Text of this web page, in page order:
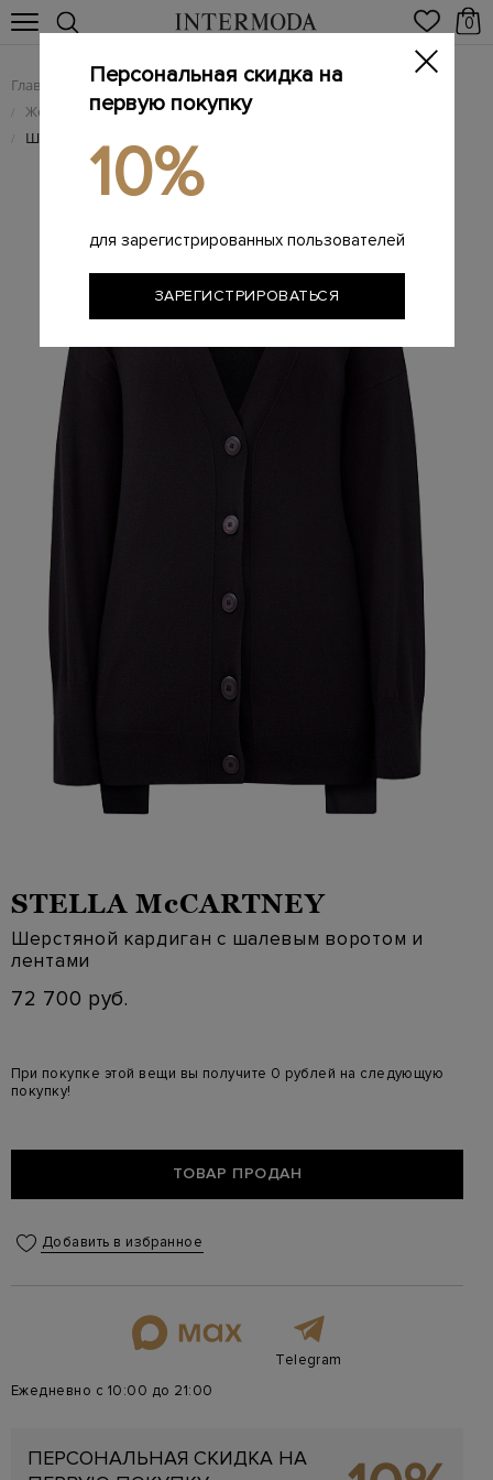
0
Главная Женщинам / Женская одежда
/ Женский трикотаж
/ Шерстяной кардиган с шалевым воротом и лентами
STELLA McCARTNEY
Шерстяной кардиган с шалевым воротом и
лентами
72 700 руб.
При покупке этой вещи вы получите 0 рублей на следующую
покупку!
ТОВАР ПРОДАН
Добавить в избранное
Telegram
Ежедневно с 10:00 до 21:00
ПЕРСОНАЛЬНАЯ СКИДКА НА
Персональная скидка на
первую покупку
10%
для зарегистрированных пользователей
ЗАРЕГИСТРИРОВАТЬСЯ